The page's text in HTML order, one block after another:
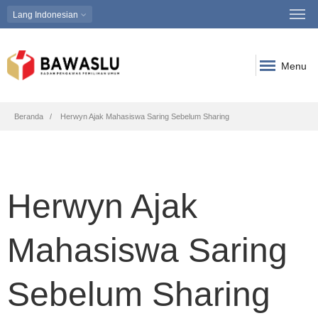
Lang Indonesian
Menu
Breadcrumb
Beranda Herwyn Ajak Mahasiswa Saring Sebelum Sharing
Herwyn Ajak
Mahasiswa Saring
Sebelum Sharing